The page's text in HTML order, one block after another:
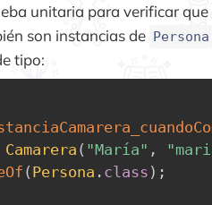
unitaria para verificar
son instancias de Persona
tipo:
Camarera ( "María" ,
( Persona . class ) ;